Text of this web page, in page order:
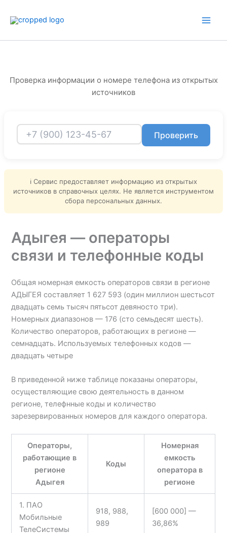
Проверка информации о номере телефона из открытых
источников
Проверить
ℹ️ Сервис предоставляет информацию из открытых
источников в справочных целях. Не является инструментом
сбора персональных данных.
Адыгея — операторы
связи и телефонные коды
Общая номерная емкость операторов связи в регионе
АДЫГЕЯ составляет 1 627 593 (один миллион шестьсот
двадцать семь тысяч пятьсот девяносто три).
Номерных диапазонов — 176 (сто семьдесят шесть).
Количество операторов, работающих в регионе —
семнадцать. Используемых телефонных кодов —
двадцать четыре
В приведенной ниже таблице показаны операторы,
осуществляющие свою деятельность в данном
регионе, телефнные коды и количество
зарезервированных номеров для каждого оператора.
Операторы,
работающие в
регионе
Адыгея
Коды
Номерная
емкость
оператора в
регионе
1. ПАО
Мобильные
ТелеСистемы
918, 988,
989
[600 000] —
36,86%